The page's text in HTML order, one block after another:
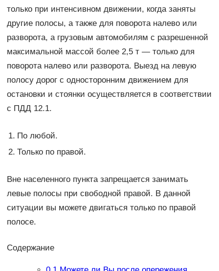
только при интенсивном движении, когда заняты
другие полосы, а также для поворота налево или
разворота, а грузовым автомобилям с разрешенной
максимальной массой более 2,5 т — только для
поворота налево или разворота. Выезд на левую
полосу дорог с односторонним движением для
остановки и стоянки осуществляется в соответствии
с ПДД 12.1.
1. По любой.
2. Только по правой.
Вне населенного пункта запрещается занимать
левые полосы при свободной правой. В данной
ситуации вы можете двигаться только по правой
полосе.
Содержание